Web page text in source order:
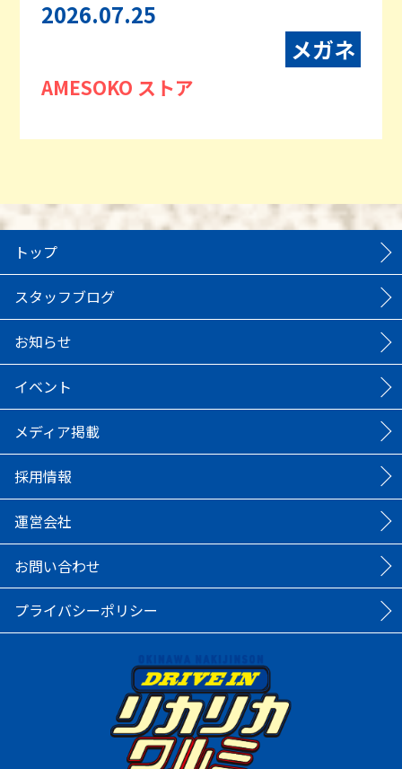
2026.07.25
メガネ
AMESOKO ストア
トップ
スタッフブログ
お知らせ
イベント
メディア掲載
採用情報
運営会社
お問い合わせ
プライバシーポリシー